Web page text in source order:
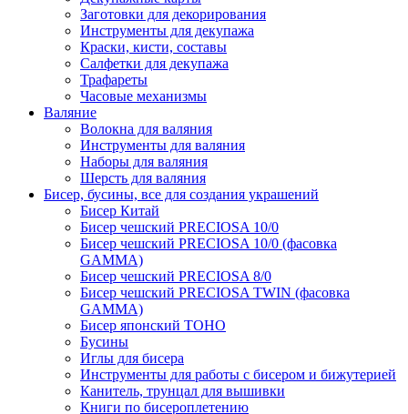
Заготовки для декорирования
Инструменты для декупажа
Краски, кисти, составы
Салфетки для декупажа
Трафареты
Часовые механизмы
Валяние
Волокна для валяния
Инструменты для валяния
Наборы для валяния
Шерсть для валяния
Бисер, бусины, все для создания украшений
Бисер Китай
Бисер чешский PRECIOSA 10/0
Бисер чешский PRECIOSA 10/0 (фасовка
GAMMA)
Бисер чешский PRECIOSA 8/0
Бисер чешский PRECIOSA TWIN (фасовка
GAMMA)
Бисер японский TOHO
Бусины
Иглы для бисера
Инструменты для работы с бисером и бижутерией
Канитель, трунцал для вышивки
Книги по бисероплетению